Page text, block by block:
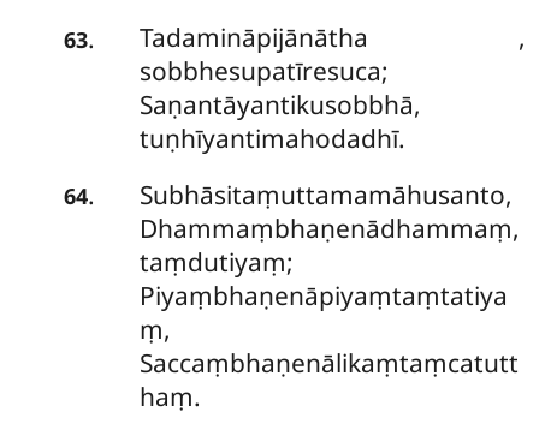
63. Tadamināpijānātha ,
sobbhesupatīresuca;
Saṇantāyantikusobbhā,
tuṇhīyantimahodadhī.
64.
Subhāsitaṃuttamamāhusanto,
Dhammaṃbhaṇenādhammaṃ,
taṃdutiyaṃ;
Piyaṃbhaṇenāpiyaṃtaṃtatiya
ṃ,
Saccaṃbhaṇenālikaṃtaṃcatutt
haṃ.